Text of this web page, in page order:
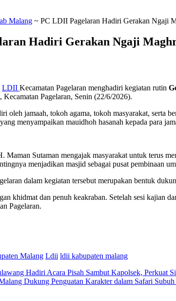
Malang ~ PC LDII Pagelaran Hadiri Gerakan Ngaji
Hadiri Gerakan Ngaji
LDII Kecamatan Pagelaran menghadiri kegiatan rutin
Kecamatan Pagelaran, Senin (22/6/2026).
oleh jamaah, tokoh agama, tokoh masyarakat, serta
menyampaikan mauidhoh hasanah kepada para
Maman Sutaman mengajak masyarakat untuk terus
menjadikan masjid sebagai pusat pembinaan
dalam kegiatan tersebut merupakan bentuk
khidmat dan penuh keakraban. Setelah sesi kajian
Pagelaran.
Malang Ldii ldii kabupaten malang
Hadiri Acara Pisah Sambut Kapolsek, Perkuat
Dukung Penguatan Karakter dalam Safari